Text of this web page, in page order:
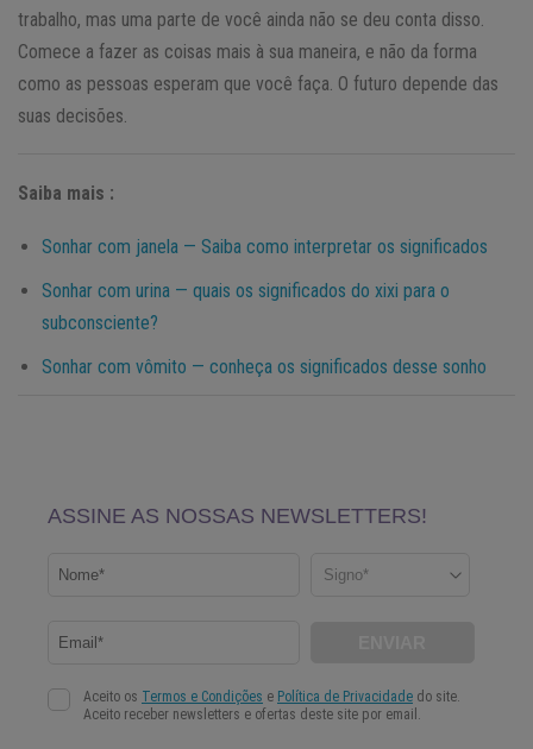
trabalho, mas uma parte de você ainda não se deu conta disso.
Comece a fazer as coisas mais à sua maneira, e não da forma
como as pessoas esperam que você faça. O futuro depende das
suas decisões.
Saiba mais :
Sonhar com janela — Saiba como interpretar os significados
Sonhar com urina — quais os significados do xixi para o
subconsciente?
Sonhar com vômito — conheça os significados desse sonho